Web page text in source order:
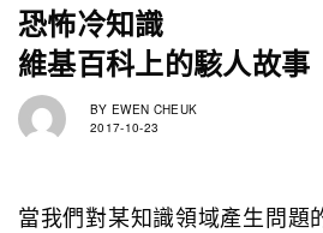
恐怖冷知識
維基百科上的駭人故事
BY EWEN CHEUK
2017-10-23
當我們對某知識領域產生問題